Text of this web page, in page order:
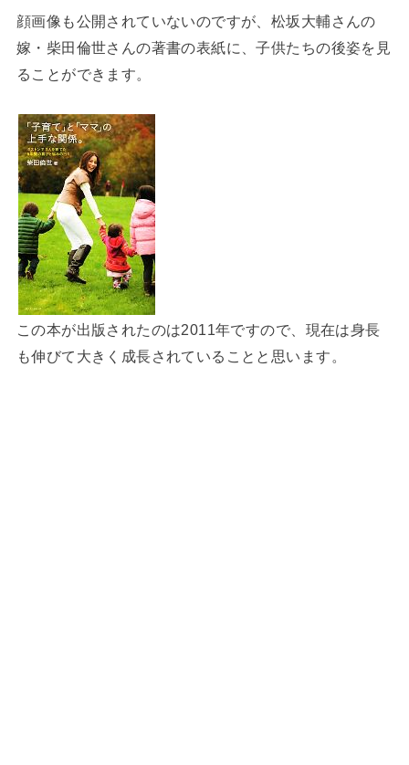
顔画像も公開されていないのですが、松坂大輔さんの
嫁・柴田倫世さんの著書の表紙に、子供たちの後姿を見
ることができます。
この本が出版されたのは2011年ですので、現在は身長
も伸びて大きく成長されていることと思います。